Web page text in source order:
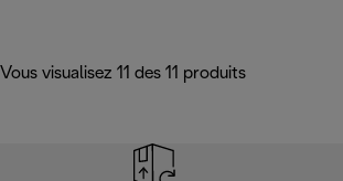
Vous visualisez 11 des 11 produits